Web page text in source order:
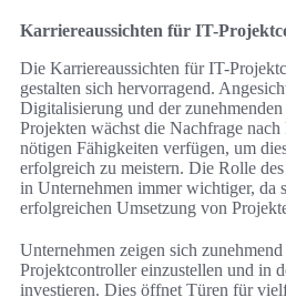
Karriereaussichten für IT-
Die Karriereaussichten für IT-
gestalten sich hervorragend.
Digitalisierung und der
Projekten wächst die Nachfrage
nötigen Fähigkeiten verfügen, um
erfolgreich zu meistern. Die Rolle
in Unternehmen immer wichtiger, da
erfolgreichen Umsetzung von
Unternehmen zeigen sich
Projektcontroller einzustellen und in
investieren. Dies öffnet Türen für